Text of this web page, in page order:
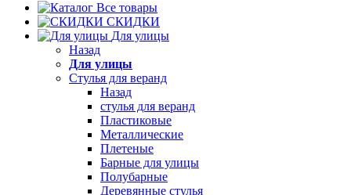
Все товары
СКИДКИ
Для улицы
Назад
Для улицы
Стулья для веранд
Назад
стулья для веранд
Пластиковые
Металлические
Плетеные
Барные для улицы
Полубарные
Деревянные стулья